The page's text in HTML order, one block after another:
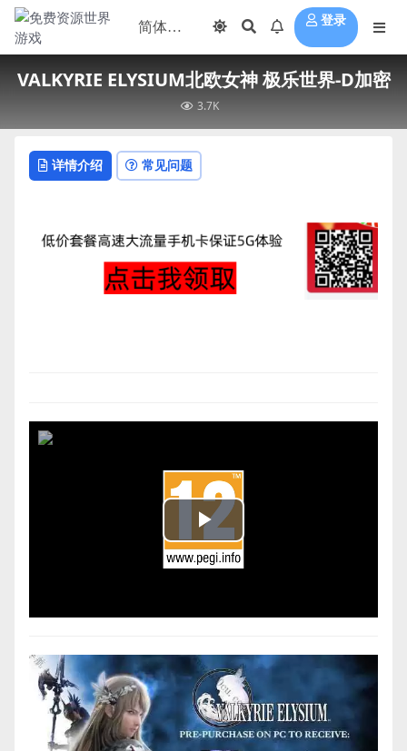
登录
VALKYRIE ELYSIUM北欧女神 极乐世界-D加密
3.7K
详情介绍 常见问题
Play